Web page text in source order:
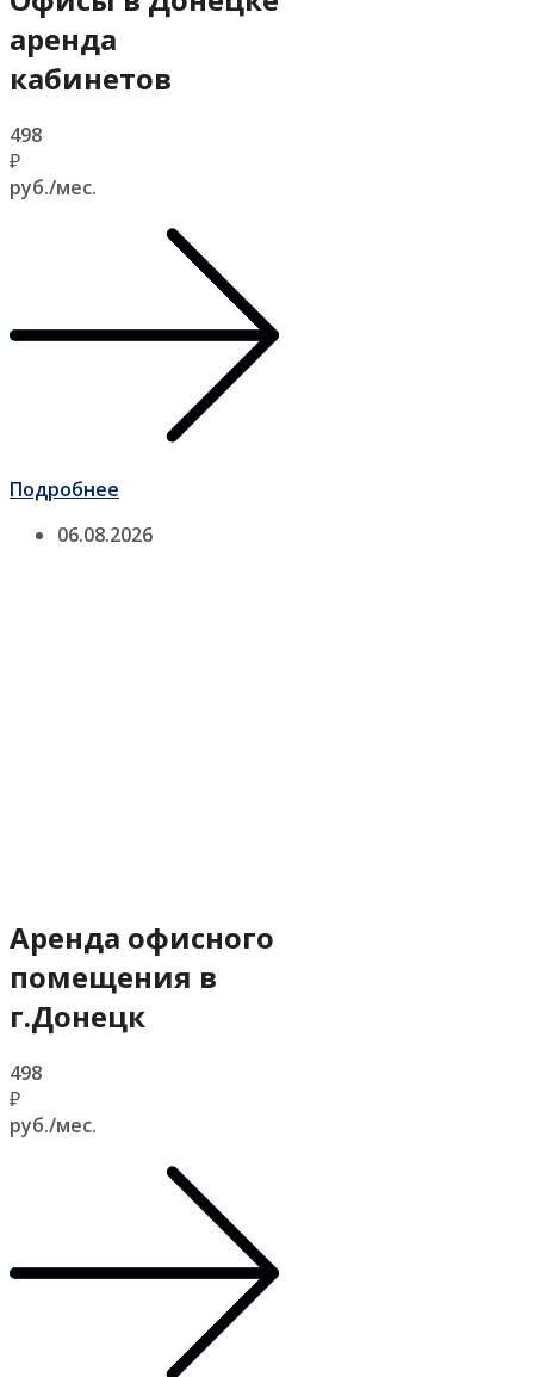
аренда
кабинетов
498
₽
руб./мес.
Подробнее
06.08.2026
Аренда офисного
помещения в
г.Донецк
498
₽
руб./мес.